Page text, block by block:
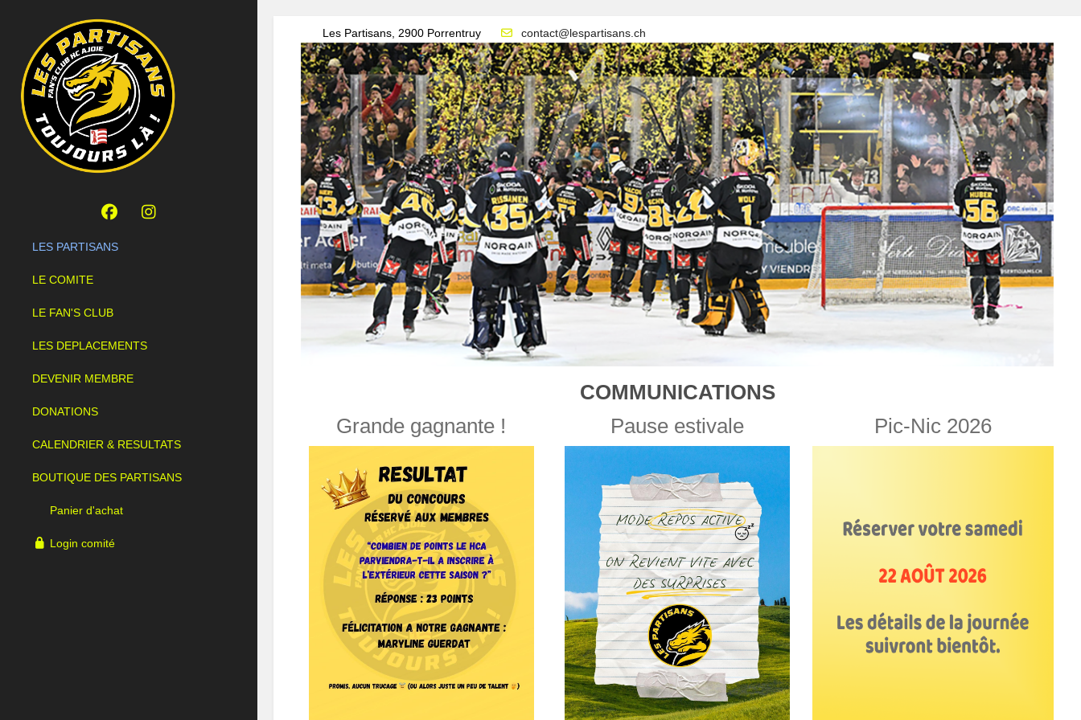
LES PARTISANS
LE COMITE
LE FAN'S CLUB
LES DEPLACEMENTS
DEVENIR MEMBRE
DONATIONS
CALENDRIER & RESULTATS
BOUTIQUE DES PARTISANS
Panier d'achat
Login comité
Les Partisans, 2900 Porrentruy contact@lespartisans.ch
COMMUNICATIONS
Grande gagnante !
Pause estivale Pic-Nic 2026